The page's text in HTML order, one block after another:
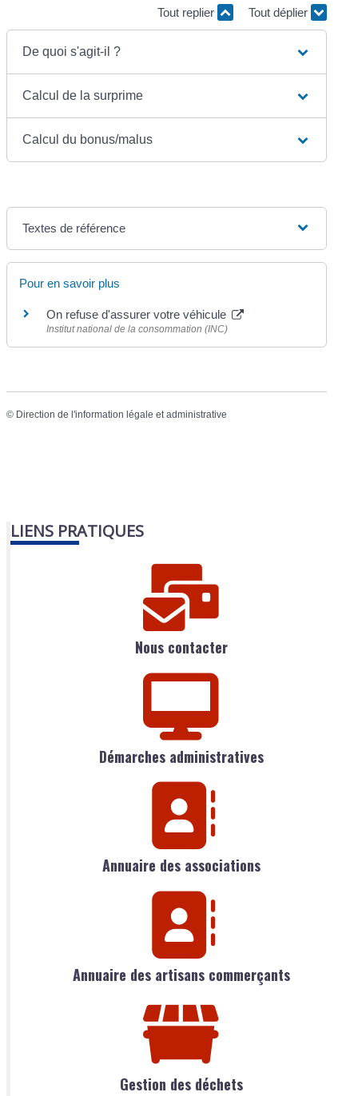
Tout replier Tout déplier
De quoi s'agit-il ?
Calcul de la surprime
Calcul du bonus/malus
Textes de référence
Pour en savoir plus
On refuse d'assurer votre véhicule
Institut national de la consommation (INC)
© Direction de l'information légale et administrative
LIENS PRATIQUES
Nous contacter
Démarches administratives
Annuaire des associations
Annuaire des artisans commerçants
Gestion des déchets